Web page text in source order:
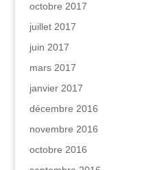
octobre 2017
juillet 2017
juin 2017
mars 2017
janvier 2017
décembre 2016
novembre 2016
octobre 2016